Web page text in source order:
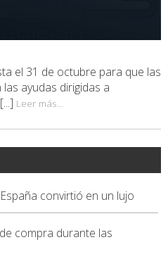
el 31 de octubre para que las
ayudas dirigidas a
Leer más...
convirtió en un lujo
compra durante las